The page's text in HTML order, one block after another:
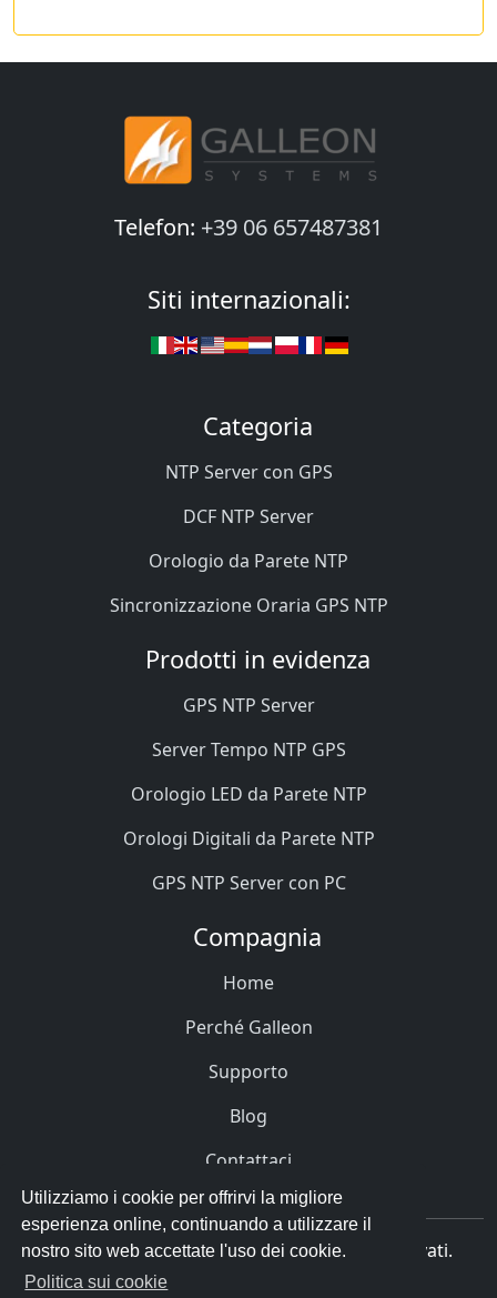
Utilizziamo i cookie per offrirvi la migliore
esperienza online, continuando a utilizzare il
nostro sito web accettate l'uso dei cookie.
Politica sui cookie
Telefon: +39 06 657487381
Siti internazionali:
Categoria
NTP Server con GPS
DCF NTP Server
Orologio da Parete NTP
Sincronizzazione Oraria GPS NTP
Prodotti in evidenza
GPS NTP Server
Server Tempo NTP GPS
Orologio LED da Parete NTP
Orologi Digitali da Parete NTP
GPS NTP Server con PC
Compagnia
Home
Perché Galleon
Supporto
Blog
Contattaci
© 1996 - 2023 Galleon Systems. Tutti i diritti riservati.